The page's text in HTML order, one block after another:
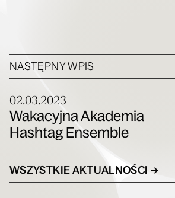
NASTĘPNY WPIS
02.03.2023
Wakacyjna Akademia
Hashtag Ensemble
WSZYSTKIE AKTUALNOŚCI →